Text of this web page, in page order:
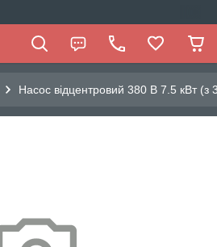
Насос відцентровий 380 В 7.5 кВт